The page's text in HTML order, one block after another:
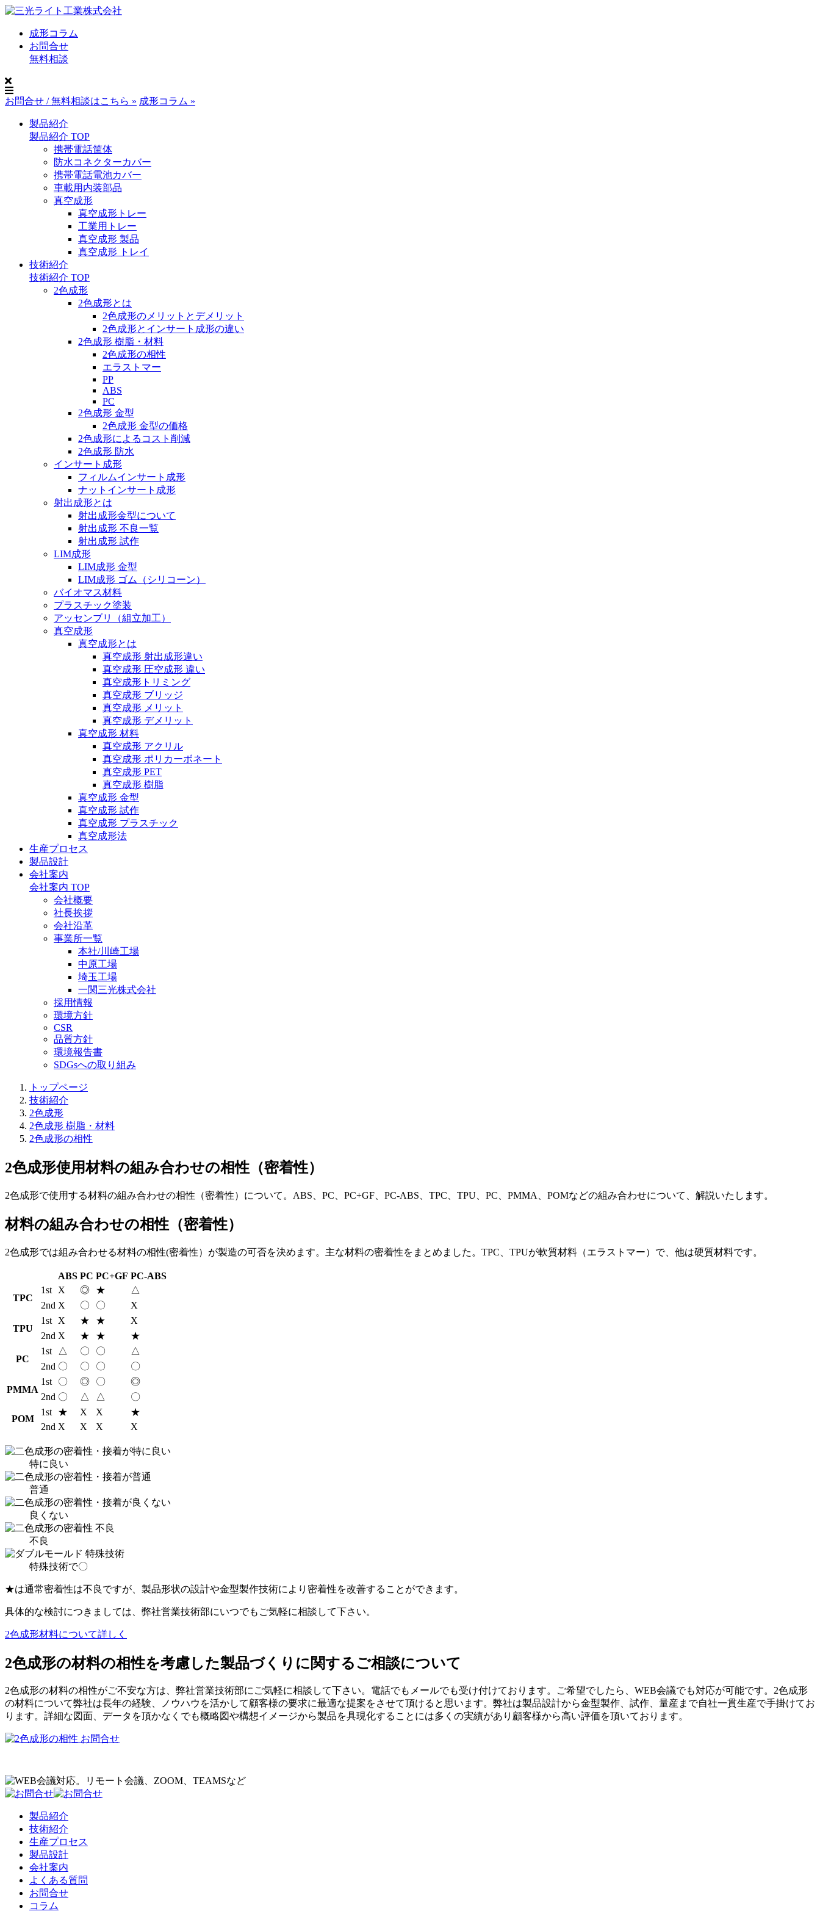
成形コラム
お問合せ
無料相談
お問合せ / 無料相談はこちら » 成形コラム »
製品紹介
製品紹介 TOP
携帯電話筐体
防水コネクターカバー
携帯電話電池カバー
車載用内装部品
真空成形
真空成形トレー
工業用トレー
真空成形 製品
真空成形 トレイ
技術紹介
技術紹介 TOP
2色成形
2色成形とは
2色成形のメリットとデメリット
2色成形とインサート成形の違い
2色成形 樹脂・材料
2色成形の相性
エラストマー
PP
ABS
PC
2色成形 金型
2色成形 金型の価格
2色成形によるコスト削減
2色成形 防水
インサート成形
フィルムインサート成形
ナットインサート成形
射出成形とは
射出成形金型について
射出成形 不良一覧
射出成形 試作
LIM成形
LIM成形 金型
LIM成形 ゴム（シリコーン）
バイオマス材料
プラスチック塗装
アッセンブリ（組立加工）
真空成形
真空成形とは
真空成形 射出成形違い
真空成形 圧空成形 違い
真空成形トリミング
真空成形 ブリッジ
真空成形 メリット
真空成形 デメリット
真空成形 材料
真空成形 アクリル
真空成形 ポリカーボネート
真空成形 PET
真空成形 樹脂
真空成形 金型
真空成形 試作
真空成形 プラスチック
真空成形法
生産プロセス
製品設計
会社案内
会社案内 TOP
会社概要
社長挨拶
会社沿革
事業所一覧
本社/川崎工場
中原工場
埼玉工場
一関三光株式会社
採用情報
環境方針
CSR
品質方針
環境報告書
SDGsへの取り組み
トップページ
技術紹介
2色成形
2色成形 樹脂・材料
2色成形の相性
2色成形使用材料の組み合わせの相性（密着性）
2色成形で使用する材料の組み合わせの相性（密着性）について。ABS、PC、PC+GF、PC-ABS、TPC、TPU、PC、PMMA、POMなどの組み合わせについて、解説いたします。
材料の組み合わせの相性（密着性）
2色成形では組み合わせる材料の相性(密着性）が製造の可否を決めます。主な材料の密着性をまとめました。TPC、TPUが軟質材料（エラストマー）で、他は硬質材料です。
ABS PC PC+GF PC-ABS
TPC
1st X ◎ ★
△
2nd X 〇 〇 X
TPU
1st X ★ ★
X
2nd X ★ ★ ★
PC
1st △ 〇 〇
△
2nd 〇 〇 〇 〇
PMMA
1st 〇 ◎ 〇
◎
2nd 〇 △ △ 〇
POM
1st ★ X X
★
2nd X X X X
特に良い
普通
良くない
不良
特殊技術で〇
★は通常密着性は不良ですが、製品形状の設計や金型製作技術により密着性を改善することができます。
具体的な検討につきましては、弊社営業技術部にいつでもご気軽に相談して下さい。
2色成形材料について詳しく
2色成形の材料の相性を考慮した製品づくりに関するご相談について
2色成形の材料の相性がご不安な方は、弊社営業技術部にご気軽に相談して下さい。電話でもメールでも受け付けております。ご希望でしたら、WEB会議でも対応が可能です。2色成形
の材料について弊社は長年の経験、ノウハウを活かして顧客様の要求に最適な提案をさせて頂けると思います。弊社は製品設計から金型製作、試作、量産まで自社一貫生産で手掛けてお
ります。詳細な図面、データを頂かなくでも概略図や構想イメージから製品を具現化することには多くの実績があり顧客様から高い評価を頂いております。
製品紹介
技術紹介
生産プロセス
製品設計
会社案内
よくある質問
お問合せ
コラム